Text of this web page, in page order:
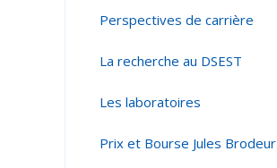
Perspectives de carrière
La recherche au DSEST
Les laboratoires
Prix et Bourse Jules Brodeur